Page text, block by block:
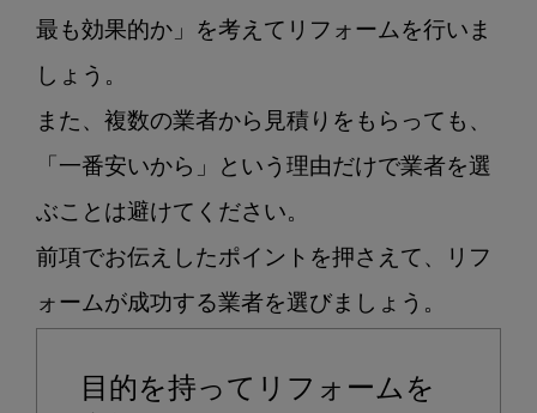
最も効果的か」を考えてリフォームを行いま
しょう。
また、複数の業者から見積りをもらっても、
「一番安いから」という理由だけで業者を選
ぶことは避けてください。
前項でお伝えしたポイントを押さえて、リフ
目的を持ってリフォームを